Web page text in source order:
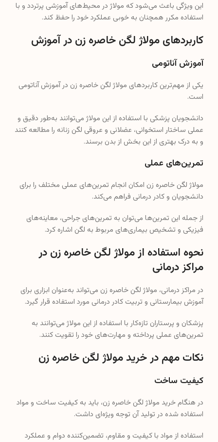
این ویژگی باعث می‌شود که مولاژ در محیط‌های آموزشی پرتردد و با
استفاده مکرر همچنان به خوبی عملکرد خود را حفظ کند.
کاربردهای مولاژ لگن خاصره زن در آموزش
آموزش آناتومی
یکی از مهم‌ترین کاربردهای مولاژ لگن خاصره زن در آموزش آناتومی
است.
دانشجویان پزشکی با استفاده از این مولاژ می‌توانند به‌طور دقیق و
عملی ساختار استخوانی، عضلانی و عروقی لگن زنانه را مطالعه کنند
و به درک بهتری از این بخش از بدن برسند.
تمرین‌های عملی
مولاژ لگن خاصره زن امکان انجام تمرین‌های عملی مختلف را برای
دانشجویان و کادر درمانی فراهم می‌کند.
از جمله این تمرین‌ها می‌توان به تمرین‌های جراحی، معاینه‌های
فیزیکی و تشخیص بیماری‌های مربوط به لگن اشاره کرد.
نحوه استفاده از مولاژ لگن خاصره زن در
مراکز درمانی
در مراکز درمانی، مولاژ لگن خاصره زن می‌تواند به‌عنوان ابزاری برای
آموزش بیمارستانی و تربیت کادر درمانی مورد استفاده قرار گیرد.
پزشکان و پرستاران تازه‌کار با استفاده از این مولاژ می‌توانند به
تمرین‌های عملی پرداخته و مهارت‌های خود را تقویت کنند.
نکات مهم در خرید مولاژ لگن خاصره زن
کیفیت ساخت
در هنگام خرید مولاژ لگن خاصره زن، باید به کیفیت ساخت و مواد
استفاده شده در تولید آن توجه ویژه‌ای داشت.
استفاده از مواد با کیفیت و مقاوم، تضمین‌کننده دوام و عملکرد